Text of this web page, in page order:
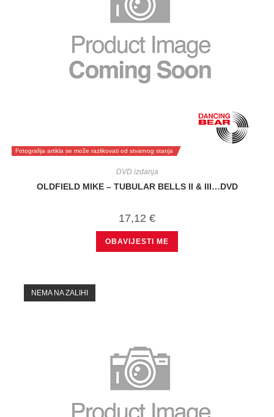
Fotografija artikla se može razlikovati od stvarnog stanja
DVD izdanja
OLDFIELD MIKE – TUBULAR BELLS II & III…DVD
17,12 €
OBAVIJESTI ME
NEMA NA ZALIHI